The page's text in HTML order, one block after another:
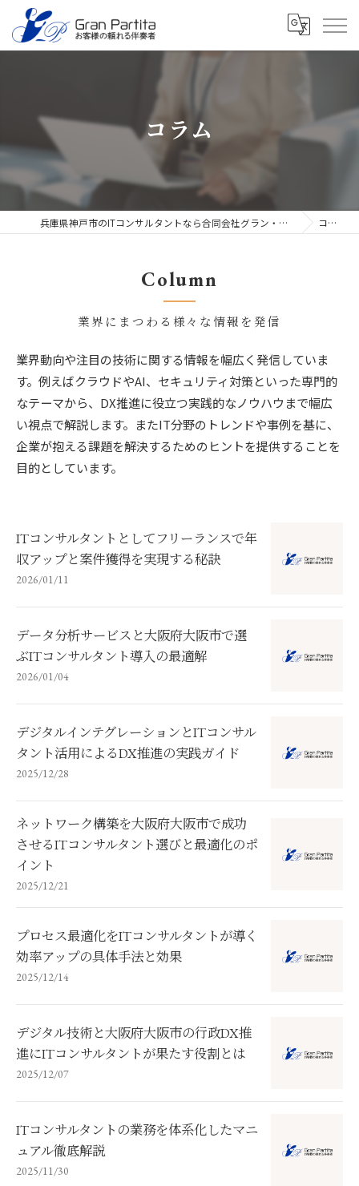
コラム
兵庫県神戸市のITコンサルタントなら合同会社グラン・パルティータ コラム
Column
業界にまつわる様々な情報を発信
業界動向や注目の技術に関する情報を幅広く発信していま
す。例えばクラウドやAI、セキュリティ対策といった専門的
なテーマから、DX推進に役立つ実践的なノウハウまで幅広
い視点で解説します。またIT分野のトレンドや事例を基に、
企業が抱える課題を解決するためのヒントを提供することを
目的としています。
ITコンサルタントとしてフリーランスで年
収アップと案件獲得を実現する秘訣
2026/01/11
データ分析サービスと大阪府大阪市で選
ぶITコンサルタント導入の最適解
2026/01/04
デジタルインテグレーションとITコンサル
タント活用によるDX推進の実践ガイド
2025/12/28
ネットワーク構築を大阪府大阪市で成功
させるITコンサルタント選びと最適化のポ
イント
2025/12/21
プロセス最適化をITコンサルタントが導く
効率アップの具体手法と効果
2025/12/14
デジタル技術と大阪府大阪市の行政DX推
進にITコンサルタントが果たす役割とは
2025/12/07
ITコンサルタントの業務を体系化したマニ
ュアル徹底解説
2025/11/30